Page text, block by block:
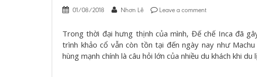
01/08/2018 Nhơn Lê Leave a comment
Trong thời đại hưng thịnh của mình, Đế chế Inca đã
trình khảo cổ vẫn còn tồn tại đến ngày nay như
hùng mạnh chính là câu hỏi lớn của nhiều du khách khi